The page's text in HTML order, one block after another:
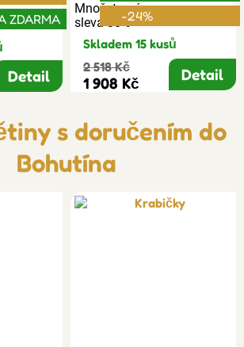
ZDARMA
Detail
Množstevní
sleva 30%-24%
Skladem 15 kusů
2 518 Kč
1 908 Kč Detail
s doručením do
Bohutína